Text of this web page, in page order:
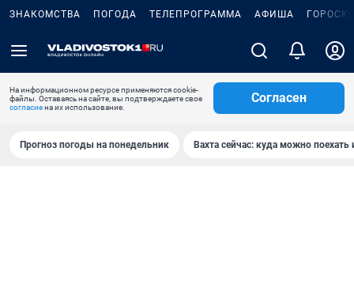
ЗНАКОМСТВА ПОГОДА ТЕЛЕПРОГРАММА АФИША
На информационном ресурсе применяются cookie-
файлы. Оставаясь на сайте, вы подтверждаете свое
согласиена их использование.
Согласен
Прогноз погоды на понедельник Вахта сейчас: куда можно поехать